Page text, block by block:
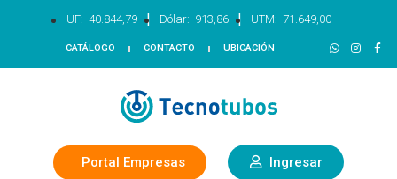
UF: 40.844,79 | Dólar: 913,86 | UTM: 71.649,00
CATÁLOGO CONTACTO UBICACIÓN
Portal Empresas Ingresar